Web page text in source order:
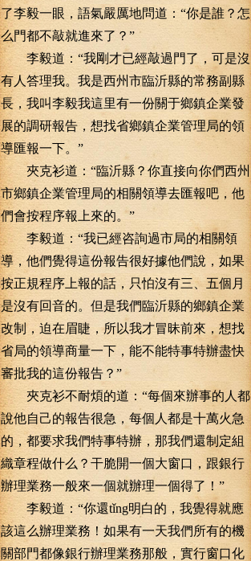
了李毅一眼，語氣嚴厲地問道：“你是誰？怎
么門都不敲就進來了？”
李毅道：“我剛才已經敲過門了，可是沒
有人答理我。我是西州市臨沂縣的常務副縣
長，我叫李毅我這里有一份關于鄉鎮企業發
展的調研報告，想找省鄉鎮企業管理局的領
導匯報一下。”
夾克衫道：“臨沂縣？你直接向你們西州
市鄉鎮企業管理局的相關領導去匯報吧，他
們會按程序報上來的。”
李毅道：“我已經咨詢過市局的相關領
導，他們覺得這份報告很好據他們說，如果
按正規程序上報的話，只怕沒有三、五個月
是沒有回音的。但是我們臨沂縣的鄉鎮企業
改制，迫在眉睫，所以我才冒昧前來，想找
省局的領導商量一下，能不能特事特辦盡快
審批我的這份報告？”
夾克衫不耐煩的道：“每個來辦事的人都
說他自己的報告很急，每個人都是十萬火急
的，都要求我們特事特辦，那我們還制定組
織章程做什么？干脆開一個大窗口，跟銀行
辦理業務一般來一個就辦理一個得了！”
李毅道：“你還tǐng明白的，我覺得就應
該這么辦理業務！如果有一天我們所有的機
關部門都像銀行辦理業務那般，實行窗口化